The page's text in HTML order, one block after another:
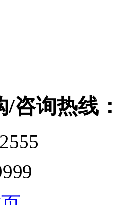
咨询热线：